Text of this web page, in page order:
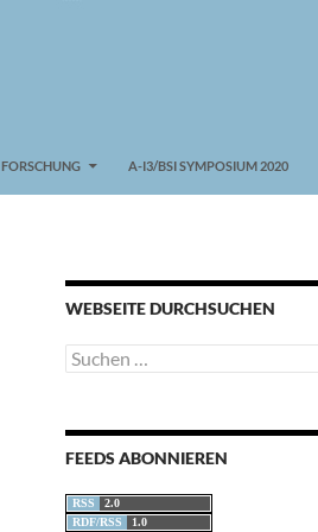
FORSCHUNG A-I3/BSI SYMPOSIUM 2020
WEBSEITE DURCHSUCHEN
Suchen
nach:
FEEDS ABONNIEREN
RSS
2.0
RDF/RSS
1.0